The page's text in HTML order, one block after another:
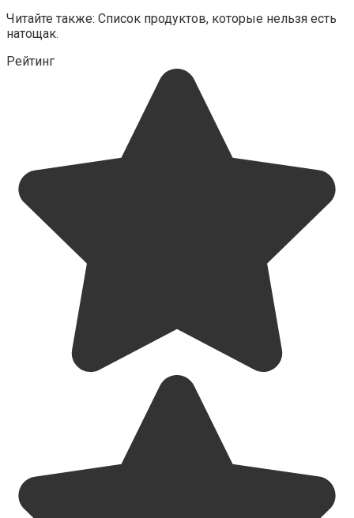
Читайте также: Список продуктов, которые нельзя есть
натощак.
Рейтинг